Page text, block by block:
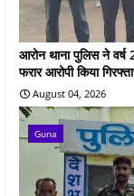
आरोन थाना पुलिस ने वर्ष
फरार आरोपी किया
August 04, 2026
Guna